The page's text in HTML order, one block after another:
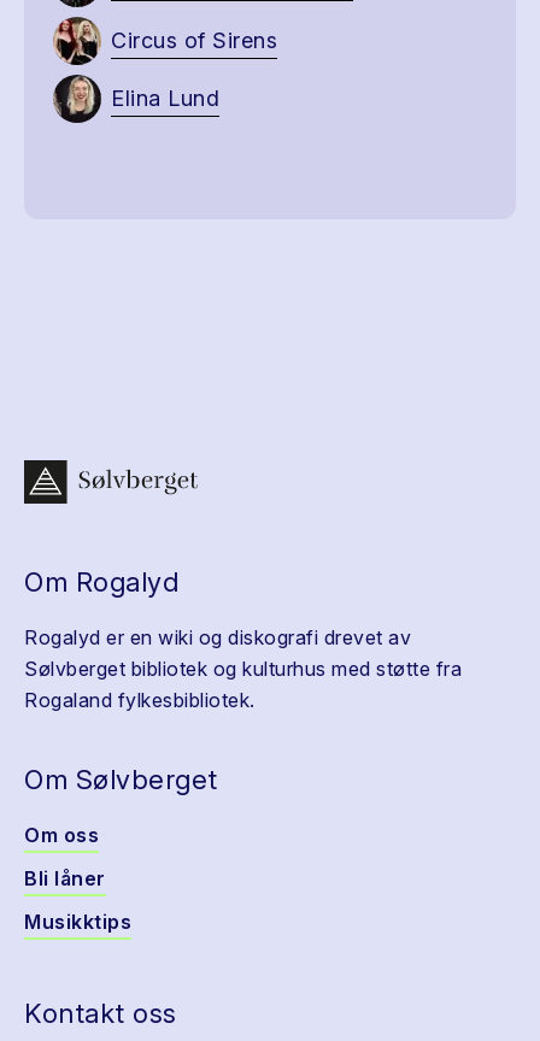
Circus of Sirens
Elina Lund
Om Rogalyd
Rogalyd er en wiki og diskografi drevet av
Sølvberget bibliotek og kulturhus med støtte fra
Rogaland fylkesbibliotek.
Om Sølvberget
Om oss
Bli låner
Musikktips
Kontakt oss